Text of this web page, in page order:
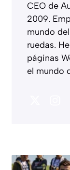
CEO de
2009.
mundo
ruedas.
páginas
el mundo